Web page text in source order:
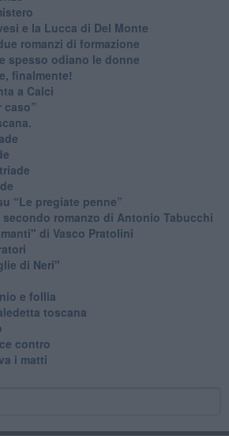
e la Lucca di Del Monte
romanzi di formazione
spesso odiano le donne
finalmente!
a Calci
caso”
“Le pregiate penne”
romanzo di Antonio Tabucchi
di Vasco Pratolini
di Neri"
e follia
toscana
contro
i matti